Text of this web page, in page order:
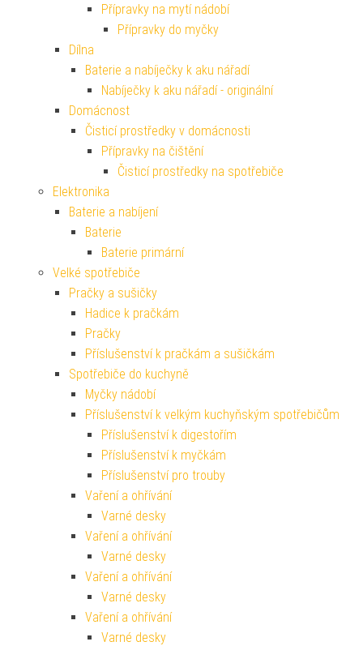
Přípravky na mytí nádobí
Přípravky do myčky
Dílna
Baterie a nabíječky k aku nářadí
Nabíječky k aku nářadí - originální
Domácnost
Čisticí prostředky v domácnosti
Přípravky na čištění
Čisticí prostředky na spotřebiče
Elektronika
Baterie a nabíjení
Baterie
Baterie primární
Velké spotřebiče
Pračky a sušičky
Hadice k pračkám
Pračky
Příslušenství k pračkám a sušičkám
Spotřebiče do kuchyně
Myčky nádobí
Příslušenství k velkým kuchyňským spotřebičům
Příslušenství k digestořím
Příslušenství k myčkám
Příslušenství pro trouby
Vaření a ohřívání
Varné desky
Vaření a ohřívání
Varné desky
Vaření a ohřívání
Varné desky
Vaření a ohřívání
Varné desky